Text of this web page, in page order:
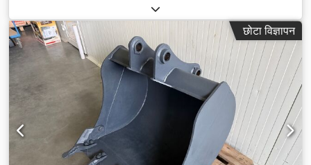
छोटा विज्ञापन